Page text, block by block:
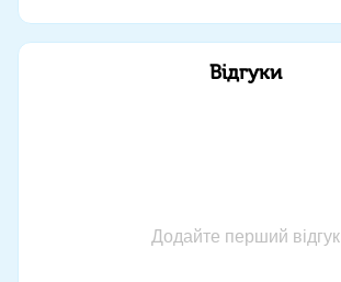
Відгуки
Додайте перший відгук